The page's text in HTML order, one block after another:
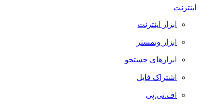
اینترنت
ابزار اینترنت
ابزار وبمستر
ابزارهای جستجو
اشتراک فایل
اف.تی.پی